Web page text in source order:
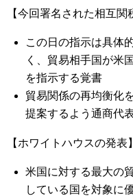
【今回署名された相互関
この日の指示は具体
く、貿易相手国が米
を指示する覚書
貿易関係の再均衡化
提案するよう通商代
【ホワイトハウスの発表】
米国に対する最大の
している国を対象に